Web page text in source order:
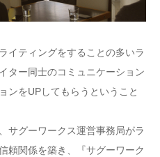
イティングをすることの多いラ
ター同士のコミュニケーション
ンをUPしてもらうということ
サグーワークス運営事務局がラ
頼関係を築き、『サグーワーク